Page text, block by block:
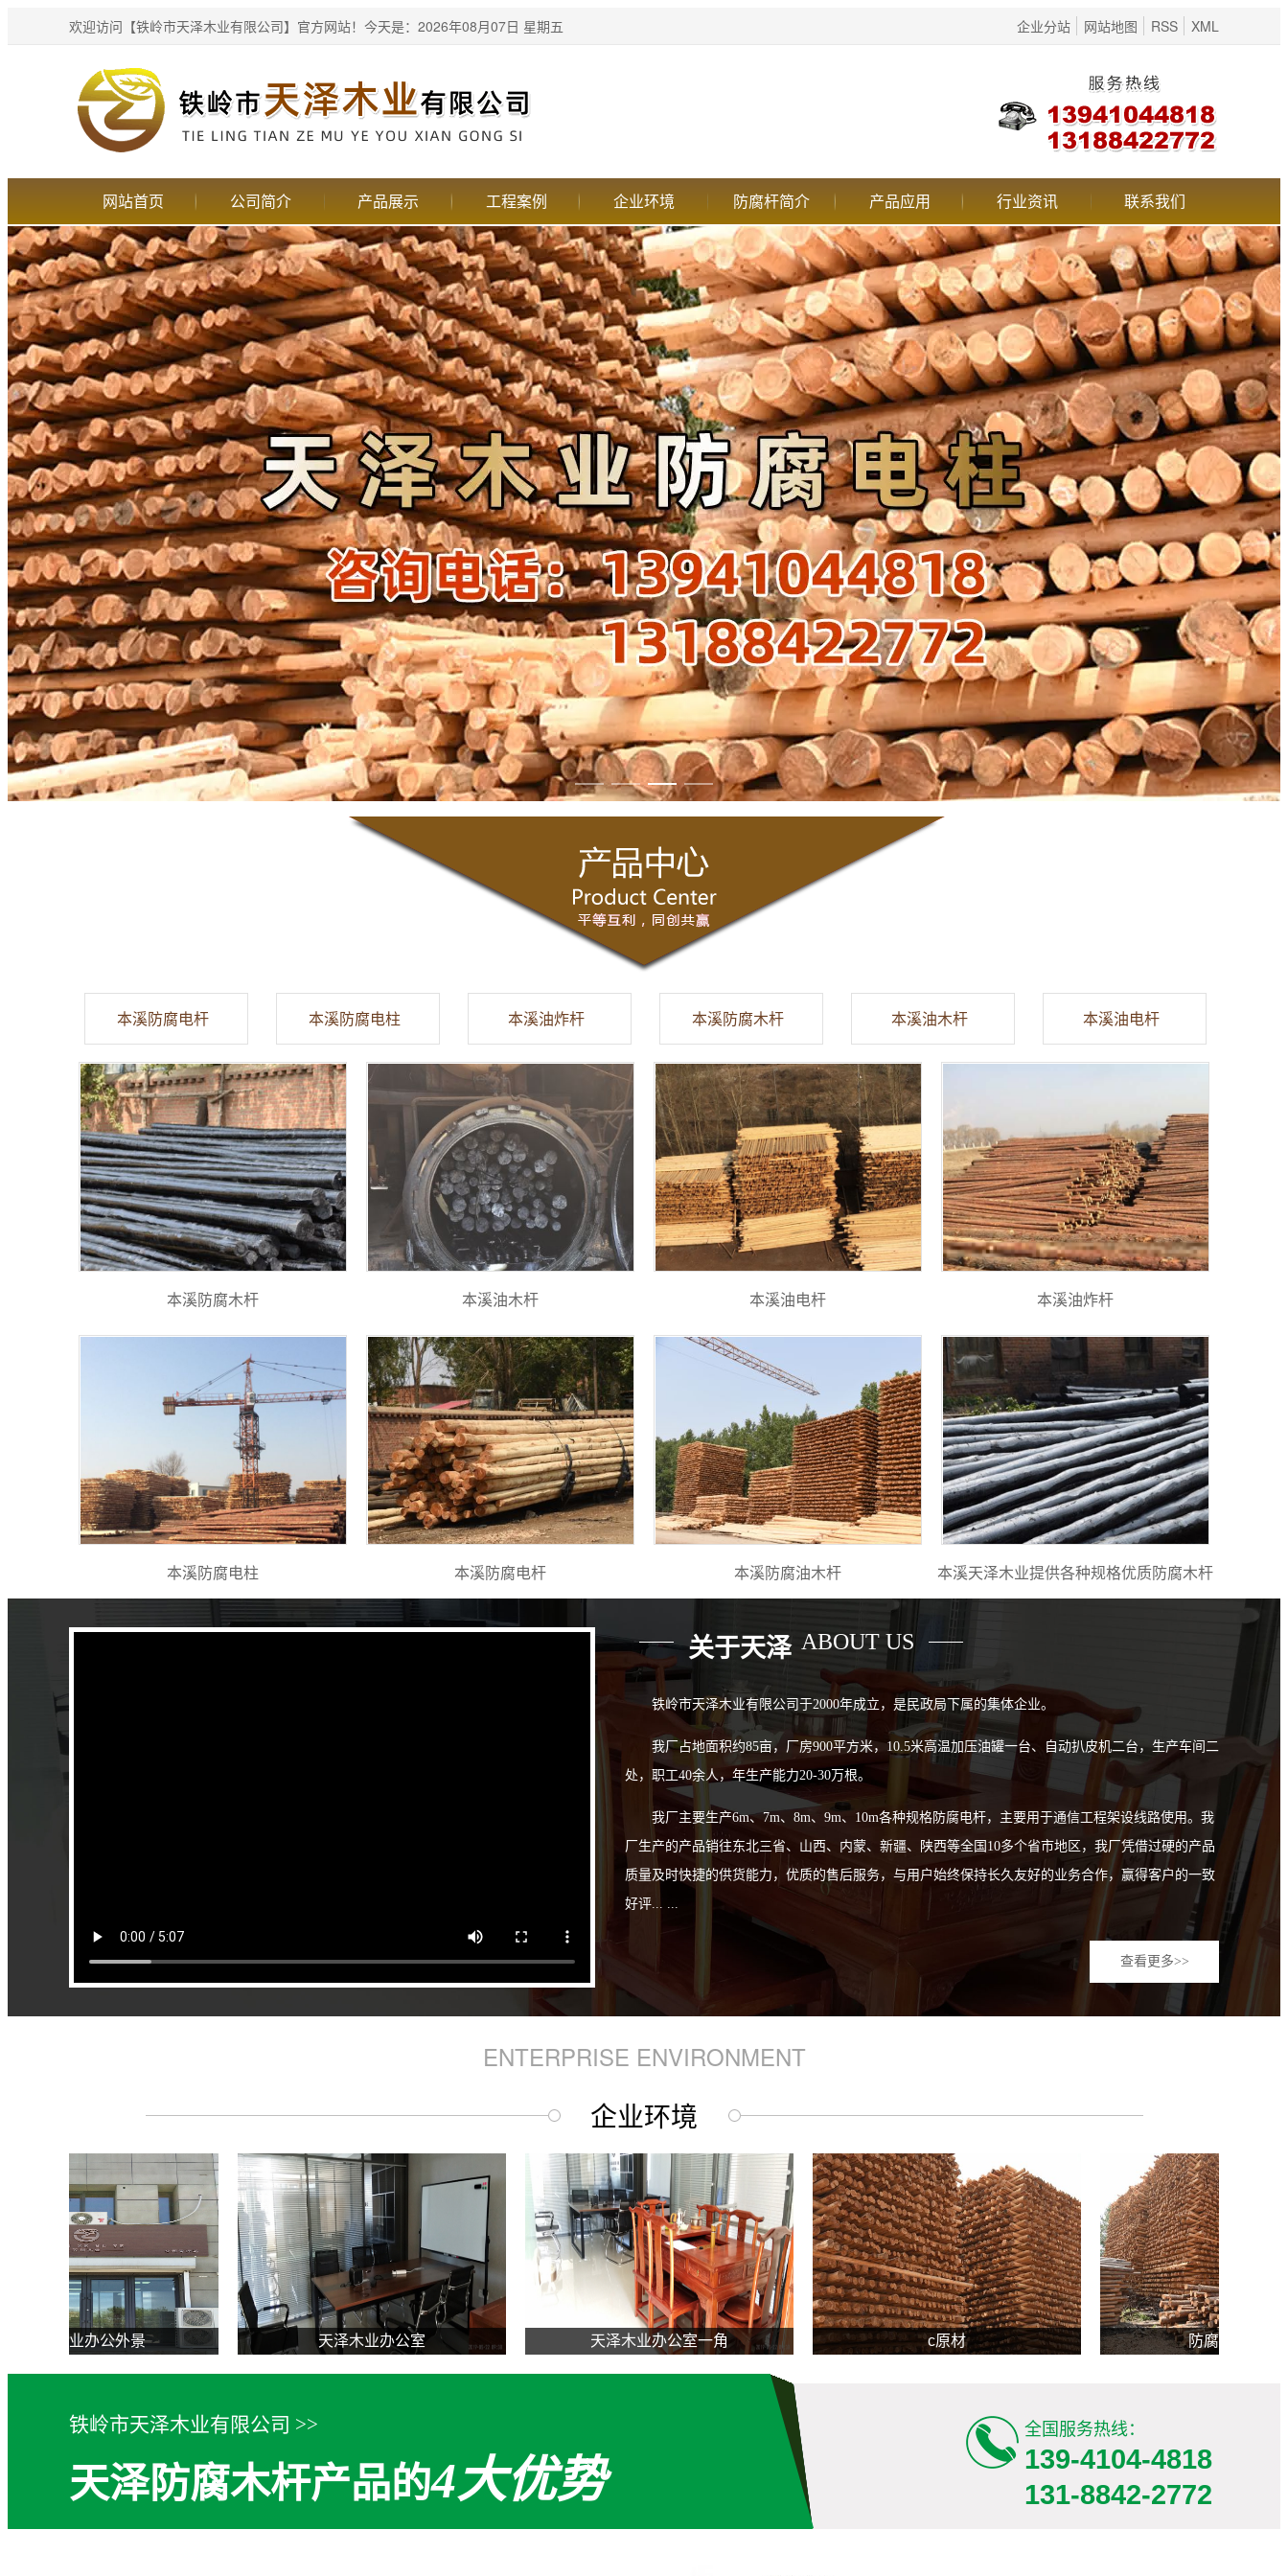
欢迎访问【铁岭市天泽木业有限公司】官方网站！ 今天是：2026年08月07日 星期五 企业分站 网站地图 RSS XML
网站首页 公司简介 产品展示 工程案例 企业环境 防腐杆简介 产品应用 行业资讯 联系我们
本溪防腐电杆 本溪防腐电柱 本溪油炸杆 本溪防腐木杆 本溪油木杆 本溪油电杆
本溪防腐木杆 本溪油木杆 本溪油电杆 本溪油炸杆
本溪防腐电柱 本溪防腐电杆 本溪防腐油木杆 本溪天泽木业提供各种规格优质防腐木杆
关于天泽 ABOUT US
铁岭市天泽木业有限公司于2000年成立，是民政局下属的集体企业。
我厂占地面积约85亩，厂房900平方米，10.5米高温加压油罐一台、自动扒皮机二台，生产车间二
处，职工40余人，年生产能力20-30万根。
我厂主要生产6m、7m、8m、9m、10m各种规格防腐电杆，主要用于通信工程架设线路使用。我
厂生产的产品销往东北三省、山西、内蒙、新疆、陕西等全国10多个省市地区，我厂凭借过硬的产品
质量及时快捷的供货能力，优质的售后服务，与用户始终保持长久友好的业务合作，赢得客户的一致
好评... ...
查看更多>>
ENTERPRISE ENVIRONMENT
企业环境
天泽木业办公室 天泽木业办公室一角 c原材 防腐木杆原材
铁岭市天泽木业有限公司 >>
天泽防腐木杆产品的4大优势
全国服务热线：
139-4104-4818
131-8842-2772